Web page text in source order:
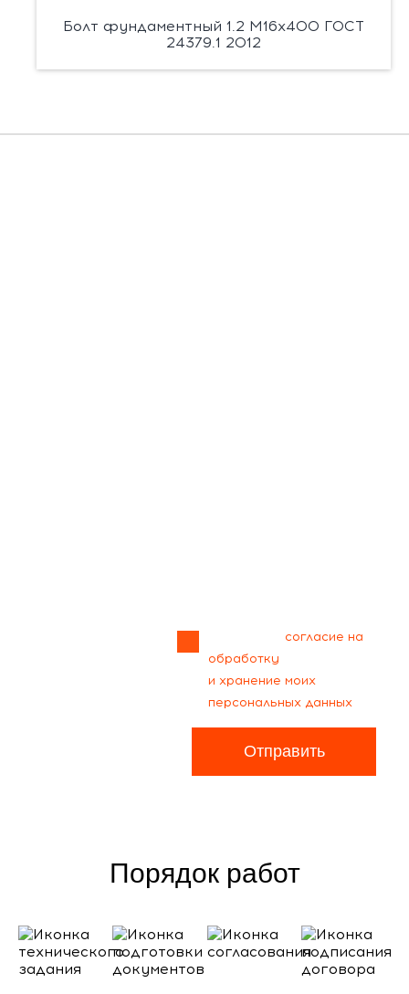
Болт фундаментный 1.2 М16х400 ГОСТ
24379.1 2012
согласие на
обработку
и хранение моих
персональных данных
Отправить
Порядок работ